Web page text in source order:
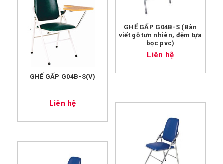
GHẾ GẤP G04B-S (Bàn
viết gỗ tưn nhiên, đệm tựa
bọc pvc)
Liên hệ
GHẾ GẤP G04B-S(V)
Liên hệ